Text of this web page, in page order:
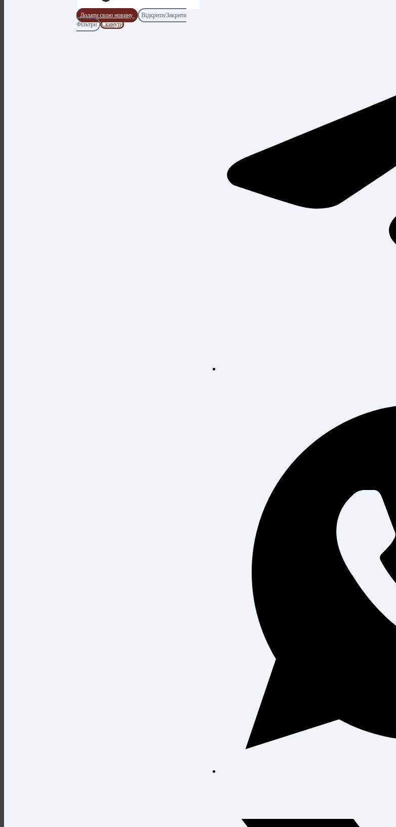
Додати свою новину
Відкрити/Закрити
Фільтри
Скинути